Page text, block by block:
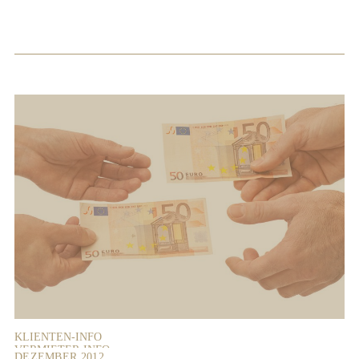
KLIENTEN-INFO
VERMIETER-INFO